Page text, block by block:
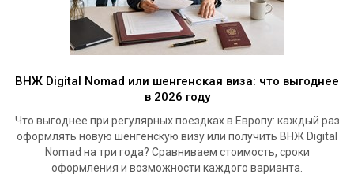
ВНЖ Digital Nomad или шенгенская виза: что выгоднее
в 2026 году
Что выгоднее при регулярных поездках в Европу: каждый раз
оформлять новую шенгенскую визу или получить ВНЖ Digital
Nomad на три года? Сравниваем стоимость, сроки
оформления и возможности каждого варианта.